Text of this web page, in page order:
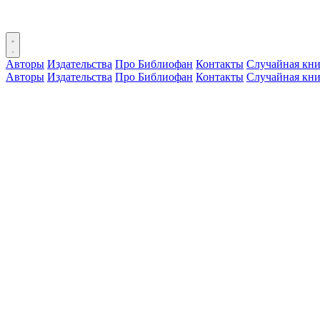
Авторы Издательства Про Библиофан Контакты Случайная
Авторы Издательства Про Библиофан Контакты Случайная